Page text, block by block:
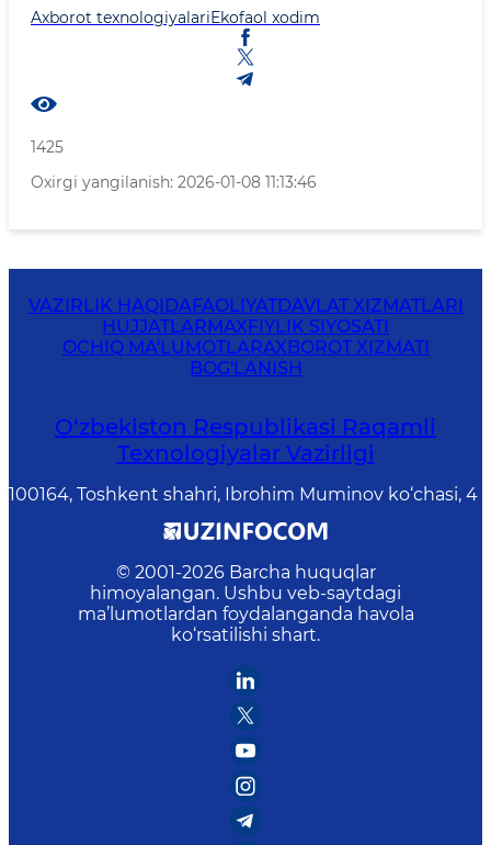
Axborot texnologiyalariEkofaol xodim
1425
Oxirgi yangilanish: 2026-01-08 11:13:46
VAZIRLIK HAQIDAFAOLIYATDAVLAT XIZMATLARI
HUJJATLARMAXFIYLIK SIYOSATI
OCHIQ MA'LUMOTLARAXBOROT XIZMATI
BOG'LANISH
O‘zbekiston Respublikasi Raqamli
Texnologiyalar Vazirligi
100164, Toshkent shahri, Ibrohim Muminov ko‘chasi, 4
© 2001-2026 Barcha huquqlar
himoyalangan. Ushbu veb-saytdagi
ma’lumotlardan foydalanganda havola
ko‘rsatilishi shart.